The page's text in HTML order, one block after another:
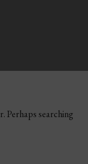
Perhaps searching